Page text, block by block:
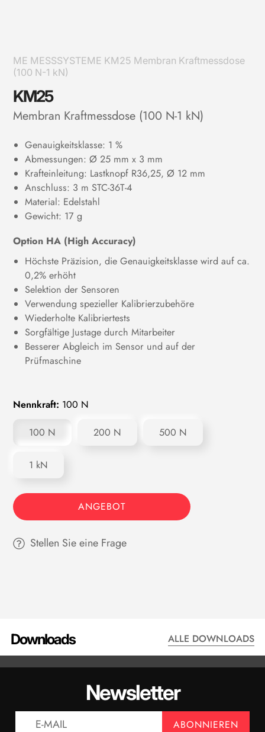
ME MESSSYSTEME KM25 Membran Kraftmessdose
(100 N-1 kN)
KM25
Membran Kraftmessdose (100 N-1 kN)
Genauigkeitsklasse: 1 %
Abmessungen: Ø 25 mm x 3 mm
Krafteinleitung: Lastknopf R36,25, Ø 12 mm
Anschluss: 3 m STC-36T-4
Material: Edelstahl
Gewicht: 17 g
Option HA (High Accuracy)
Höchste Präzision, die Genauigkeitsklasse wird auf ca.
0,2% erhöht
Selektion der Sensoren
Verwendung spezieller Kalibrierzubehöre
Wiederholte Kalibriertests
Sorgfältige Justage durch Mitarbeiter
Besserer Abgleich im Sensor und auf der
Prüfmaschine
Nennkraft: 100 N
100 N 200 N 500 N
1 kN
ANGEBOT
Stellen Sie eine Frage
Downloads ALLE DOWNLOADS
DATENBLATT - KM25 100 N
ANZEIGEN
Newsletter
ABONNIEREN